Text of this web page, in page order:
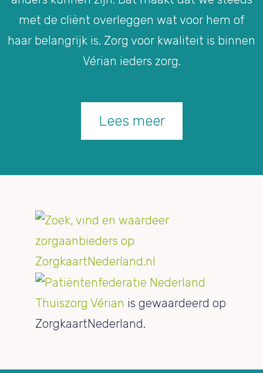
met de cliënt overleggen wat voor hem of
haar belangrijk is. Zorg voor kwaliteit is binnen
Vérian ieders zorg.
Lees meer
Thuiszorg Vérian is gewaardeerd op
ZorgkaartNederland.